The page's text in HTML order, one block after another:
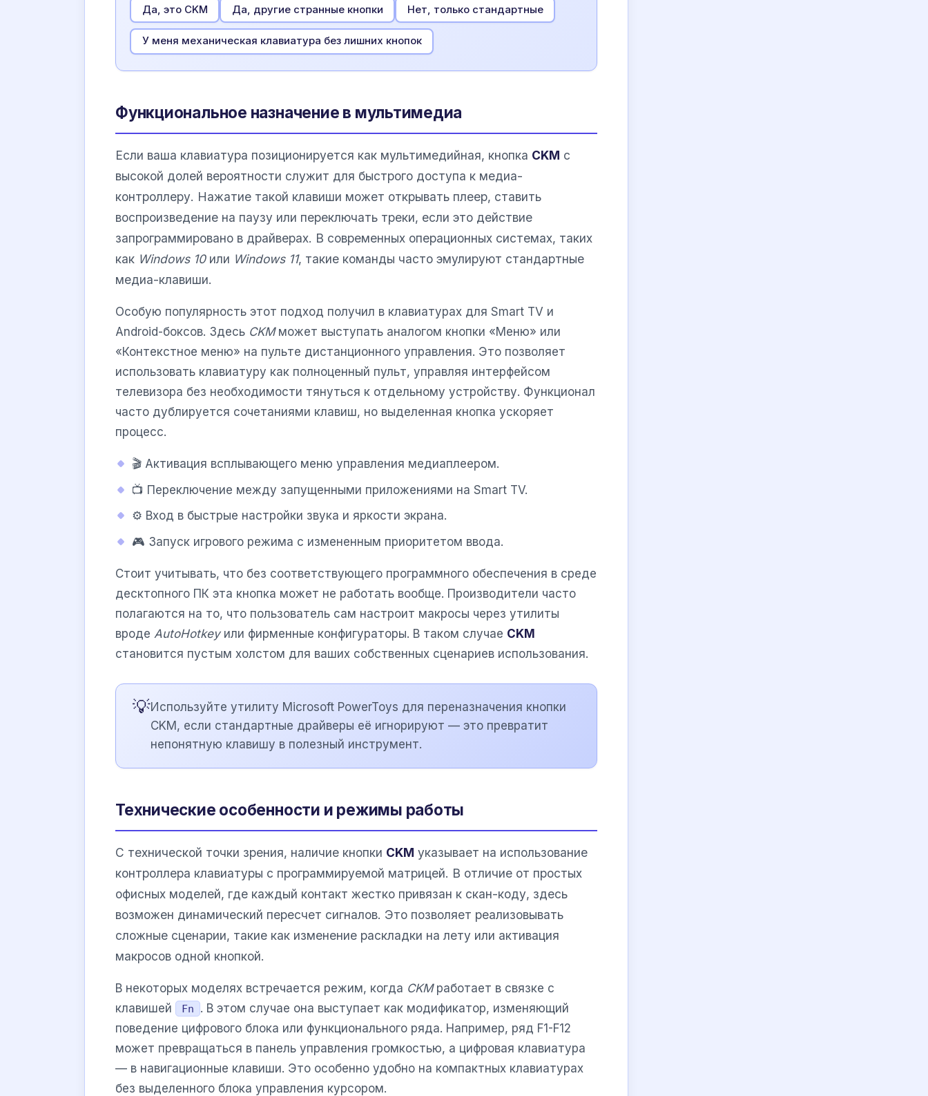
Да, это CKM Да, другие странные кнопки Нет, только стандартные
У меня механическая клавиатура без лишних кнопок
Функциональное назначение в мультимедиа
Если ваша клавиатура позиционируется как мультимедийная, кнопка CKM с
высокой долей вероятности служит для быстрого доступа к медиа-
контроллеру. Нажатие такой клавиши может открывать плеер, ставить
воспроизведение на паузу или переключать треки, если это действие
запрограммировано в драйверах. В современных операционных системах, таких
как Windows 10или Windows 11, такие команды часто эмулируют стандартные
медиа-клавиши.
Особую популярность этот подход получил в клавиатурах для Smart TV и
Android-боксов. Здесь CKMможет выступать аналогом кнопки «Меню» или
«Контекстное меню» на пульте дистанционного управления. Это позволяет
использовать клавиатуру как полноценный пульт, управляя интерфейсом
телевизора без необходимости тянуться к отдельному устройству. Функционал
часто дублируется сочетаниями клавиш, но выделенная кнопка ускоряет
процесс.
🎬 Активация всплывающего меню управления медиаплеером.
📺 Переключение между запущенными приложениями на Smart TV.
⚙️ Вход в быстрые настройки звука и яркости экрана.
🎮 Запуск игрового режима с измененным приоритетом ввода.
Стоит учитывать, что без соответствующего программного обеспечения в среде
десктопного ПК эта кнопка может не работать вообще. Производители часто
полагаются на то, что пользователь сам настроит макросы через утилиты
вроде AutoHotkeyили фирменные конфигураторы. В таком случае CKM
становится пустым холстом для ваших собственных сценариев использования.
💡Используйте утилиту Microsoft PowerToys для переназначения кнопки
CKM, если стандартные драйверы её игнорируют — это превратит
непонятную клавишу в полезный инструмент.
Технические особенности и режимы работы
С технической точки зрения, наличие кнопки CKM указывает на использование
контроллера клавиатуры с программируемой матрицей. В отличие от простых
офисных моделей, где каждый контакт жестко привязан к скан-коду, здесь
возможен динамический пересчет сигналов. Это позволяет реализовывать
сложные сценарии, такие как изменение раскладки на лету или активация
макросов одной кнопкой.
В некоторых моделях встречается режим, когда CKMработает в связке с
клавишей
Fn
. В этом случае она выступает как модификатор, изменяющий
поведение цифрового блока или функционального ряда. Например, ряд F1-F12
может превращаться в панель управления громкостью, а цифровая клавиатура
— в навигационные клавиши. Это особенно удобно на компактных клавиатурах
без выделенного блока управления курсором.